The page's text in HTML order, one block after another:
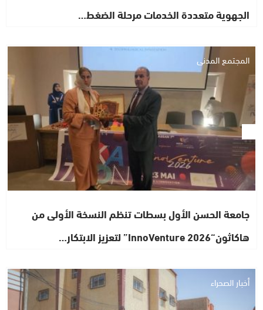
الجهوية متعددة الخدمات مرحلة الضغط…
المجتمع المدني
جامعة الحسن الأول بسطات تنظم النسخة الأولى من
هاكاثون“InnoVenture 2026” لتعزيز الابتكار…
أخبار الصحراء